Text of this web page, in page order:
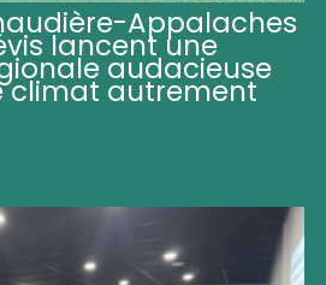
Appalaches
lancent une
audacieuse
climat autrement